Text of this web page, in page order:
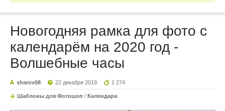
Новогодняя рамка для фото с
календарём на 2020 год -
Волшебные часы
sharov08 22 декабря 2019 1 274
Шаблоны для Фотошоп / Календари